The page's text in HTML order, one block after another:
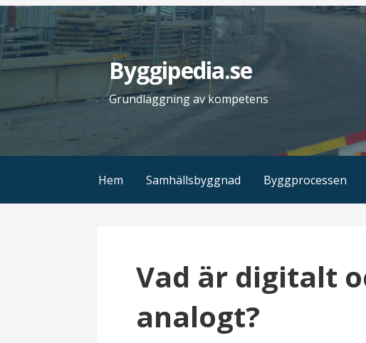
o
p
p
t
l
Byggipedia.se
Grundläggning av kompetens
Hem Samhällsbyggnad Byggprocessen
Vad är digitalt
analogt?